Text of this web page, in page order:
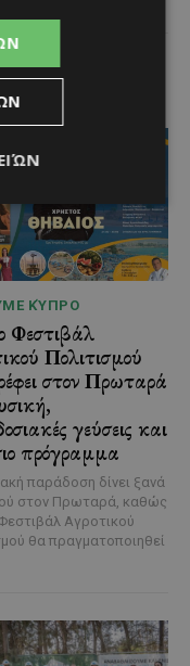
ΚΎΠΡΟ
Φεστιβάλ
Πολιτισμού
στον Πρωταρά
γεύσεις και
πρόγραμμα
παράδοση δίνει ξανά
στον Πρωταρά, καθώς
Αγροτικού
θα πραγματοποιηθεί